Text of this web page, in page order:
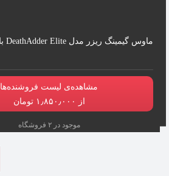
ماوس گیمینگ ریزر مدل DeathAdder Elite با سیم
مشاهده‌ی لیست فروشنده‌ها
از ۱٫۸۵۰٫۰۰۰ تومان
موجود در ۲ فروشگاه